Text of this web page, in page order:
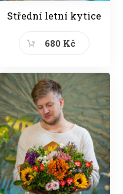
Střední letní kytice
680 Kč